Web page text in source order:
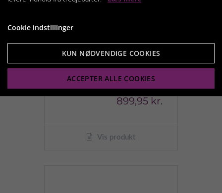
Kw saks satin model 0
899,95 kr.
Vis produkt
Cookie indstillinger
KUN NØDVENDIGE COOKIES
ACCEPTER ALLE COOKIES